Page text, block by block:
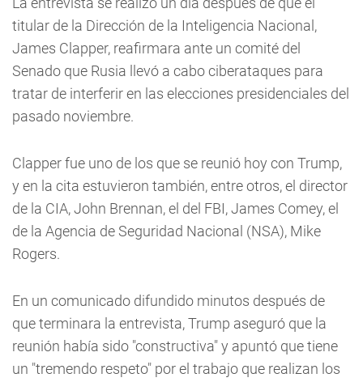
titular de la Dirección de la Inteligencia Nacional,
James Clapper, reafirmara ante un comité del
Senado que Rusia llevó a cabo ciberataques para
tratar de interferir en las elecciones presidenciales del
pasado noviembre.
Clapper fue uno de los que se reunió hoy con Trump,
y en la cita estuvieron también, entre otros, el director
de la CIA, John Brennan, el del FBI, James Comey, el
de la Agencia de Seguridad Nacional (NSA), Mike
Rogers.
En un comunicado difundido minutos después de
que terminara la entrevista, Trump aseguró que la
reunión había sido "constructiva" y apuntó que tiene
un "tremendo respeto" por el trabajo que realizan los